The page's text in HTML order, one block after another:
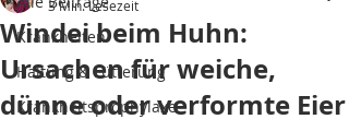
Krankheiten
Haltung & Fütterung
Krankheitsprophylaxe
Windei beim Huhn:
Ursachen für weiche,
dünne oder verformte Eier
3 Min. Lesezeit